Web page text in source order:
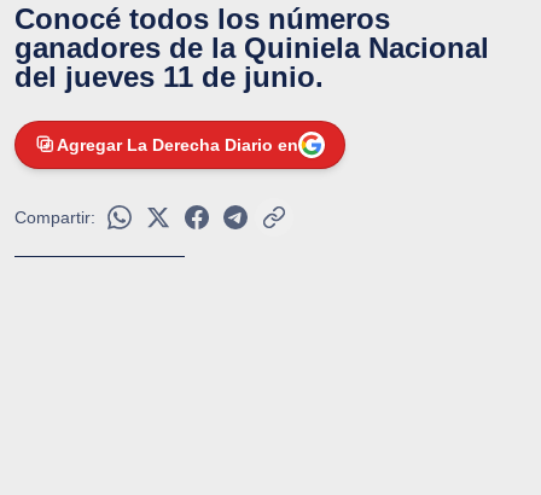
Conocé todos los números
ganadores de la Quiniela Nacional
del jueves 11 de junio.
Agregar La Derecha Diario en
Compartir: